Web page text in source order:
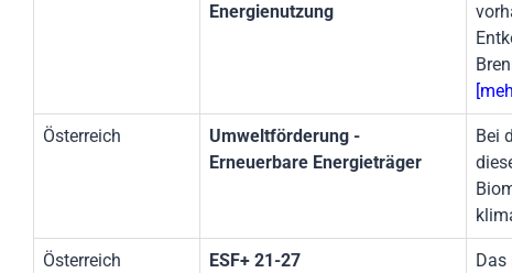
Energienutzung
Österreich
Umweltförderung -
Erneuerbare Energieträger
Bei
Österreich
ESF+ 21-27